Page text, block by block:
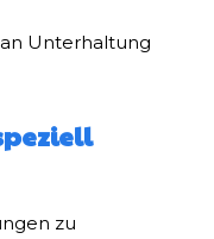
Unterhaltung
zu